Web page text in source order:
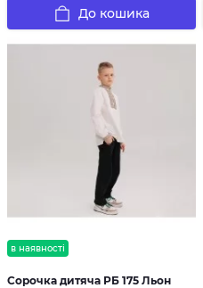
До кошика
в наявності
Сорочка дитяча РБ 175 Льон